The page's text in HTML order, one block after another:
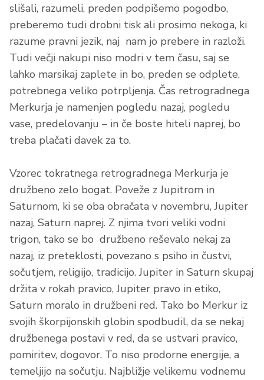
slišali, razumeli, preden podpišemo pogodbo,
preberemo tudi drobni tisk ali prosimo nekoga, ki
razume pravni jezik, naj nam jo prebere in razloži.
Tudi večji nakupi niso modri v tem času, saj se
lahko marsikaj zaplete in bo, preden se odplete,
potrebnega veliko potrpljenja. Čas retrogradnega
Merkurja je namenjen pogledu nazaj, pogledu
vase, predelovanju – in če boste hiteli naprej, bo
treba plačati davek za to.
Vzorec tokratnega retrogradnega Merkurja je
družbeno zelo bogat. Poveže z Jupitrom in
Saturnom, ki se oba obračata v novembru, Jupiter
nazaj, Saturn naprej. Z njima tvori veliki vodni
trigon, tako se bo družbeno reševalo nekaj za
nazaj, iz preteklosti, povezano s psiho in čustvi,
sočutjem, religijo, tradicijo. Jupiter in Saturn skupaj
držita v rokah pravico, Jupiter pravo in etiko,
Saturn moralo in družbeni red. Tako bo Merkur iz
svojih škorpijonskih globin spodbudil, da se nekaj
družbenega postavi v red, da se ustvari pravico,
pomiritev, dogovor. To niso prodorne energije, a
temeljijo na sočutju. Najbližje velikemu vodnemu